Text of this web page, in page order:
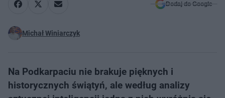
Dodaj do Google
Michał Winiarczyk
Na Podkarpaciu nie brakuje pięknych i
historycznych świątyń, ale według analizy